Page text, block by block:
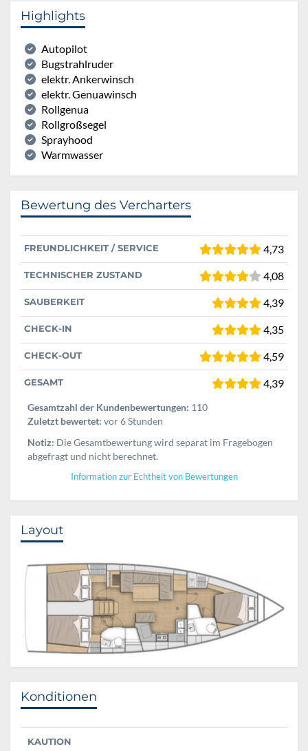
Highlights
Autopilot
Bugstrahlruder
elektr. Ankerwinsch
elektr. Genuawinsch
Rollgenua
Rollgroßsegel
Sprayhood
Warmwasser
Bewertung des Vercharters
FREUNDLICHKEIT / SERVICE 4,73
TECHNISCHER ZUSTAND 4,08
SAUBERKEIT 4,39
CHECK-IN 4,35
CHECK-OUT 4,59
GESAMT 4,39
Gesamtzahl der Kundenbewertungen: 110
Zuletzt bewertet: vor 6 Stunden
Notiz: Die Gesamtbewertung wird separat im Fragebogen
abgefragt und nicht berechnet.
Information zur Echtheit von Bewertungen
Layout
Konditionen
KAUTION